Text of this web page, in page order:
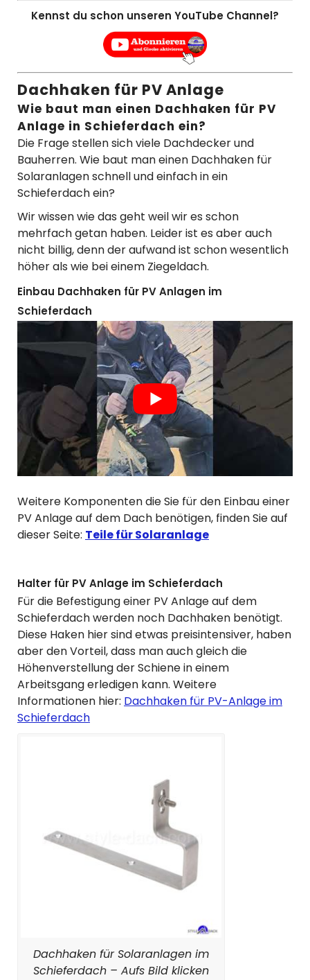
Kennst du schon unseren YouTube Channel?
Dachhaken für PV Anlage
Wie baut man einen Dachhaken für PV
Anlage in Schieferdach ein?
Die Frage stellen sich viele Dachdecker und
Bauherren. Wie baut man einen Dachhaken für
Solaranlagen schnell und einfach in ein
Schieferdach ein?
Wir wissen wie das geht weil wir es schon
mehrfach getan haben. Leider ist es aber auch
nicht billig, denn der aufwand ist schon wesentlich
höher als wie bei einem Ziegeldach.
Einbau Dachhaken für PV Anlagen im
Schieferdach
Weitere Komponenten die Sie für den Einbau einer
PV Anlage auf dem Dach benötigen, finden Sie auf
dieser Seite: Teile für Solaranlage
Halter für PV Anlage im Schieferdach
Für die Befestigung einer PV Anlage auf dem
Schieferdach werden noch Dachhaken benötigt.
Diese Haken hier sind etwas preisintensiver, haben
aber den Vorteil, dass man auch gleich die
Höhenverstellung der Schiene in einem
Arbeitsgang erledigen kann. Weitere
Informationen hier: Dachhaken für PV-Anlage im
Schieferdach
Dachhaken für Solaranlagen im
Schieferdach – Aufs Bild klicken